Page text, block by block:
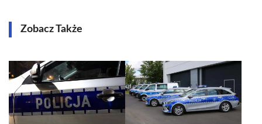
Zobacz Także